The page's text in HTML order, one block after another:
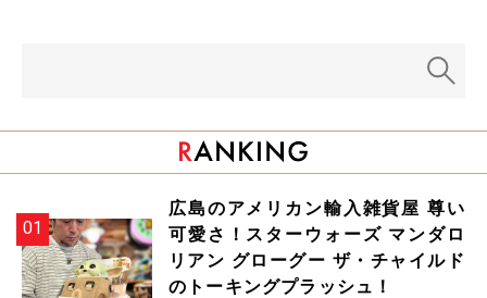
広島のアメリカン輸入雑貨屋 尊い
可愛さ！スターウォーズ マンダロ
リアン グローグー ザ・チャイルド
のトーキングプラッシュ！